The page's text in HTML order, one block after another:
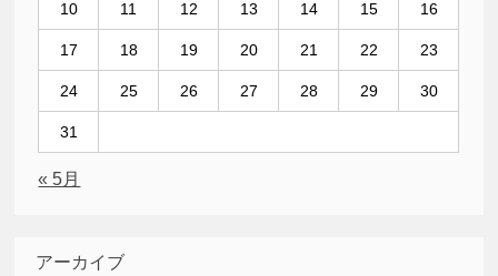
10 11 12 13 14 15 16
17 18 19 20 21 22 23
24 25 26 27 28 29 30
31
« 5月
アーカイブ